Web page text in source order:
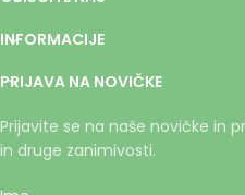
INFORMACIJE
PRIJAVA NA NOVIČKE
Prijavite se na naše novičke in
in druge zanimivosti.